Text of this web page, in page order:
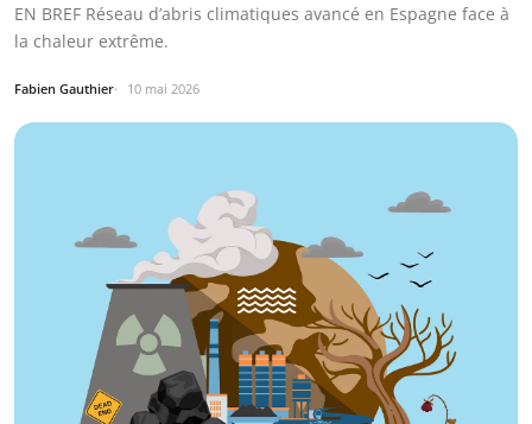
EN BREF Réseau d’abris climatiques avancé en Espagne face à
la chaleur extrême.
Fabien Gauthier 10 mai 2026